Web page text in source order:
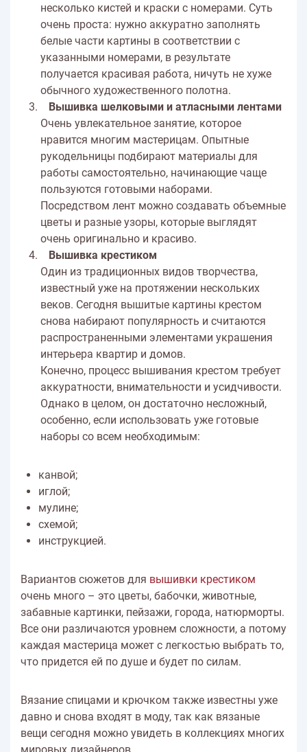
несколько кистей и краски с номерами. Суть
очень проста: нужно аккуратно заполнять
белые части картины в соответствии с
указанными номерами, в результате
получается красивая работа, ничуть не хуже
обычного художественного полотна.
Вышивка шелковыми и атласными лентами
Очень увлекательное занятие, которое
нравится многим мастерицам. Опытные
рукодельницы подбирают материалы для
работы самостоятельно, начинающие чаще
пользуются готовыми наборами.
Посредством лент можно создавать объемные
цветы и разные узоры, которые выглядят
очень оригинально и красиво.
Вышивка крестиком
Один из традиционных видов творчества,
известный уже на протяжении нескольких
веков. Сегодня вышитые картины крестом
снова набирают популярность и считаются
распространенными элементами украшения
интерьера квартир и домов.
Конечно, процесс вышивания крестом требует
аккуратности, внимательности и усидчивости.
Однако в целом, он достаточно несложный,
особенно, если использовать уже готовые
наборы со всем необходимым:
канвой;
иглой;
мулине;
схемой;
инструкцией.
Вариантов сюжетов для вышивки крестиком
очень много – это цветы, бабочки, животные,
забавные картинки, пейзажи, города, натюрморты.
Все они различаются уровнем сложности, а потому
каждая мастерица может с легкостью выбрать то,
что придется ей по душе и будет по силам.
Вязание спицами и крючком также известны уже
давно и снова входят в моду, так как вязаные
вещи сегодня можно увидеть в коллекциях многих